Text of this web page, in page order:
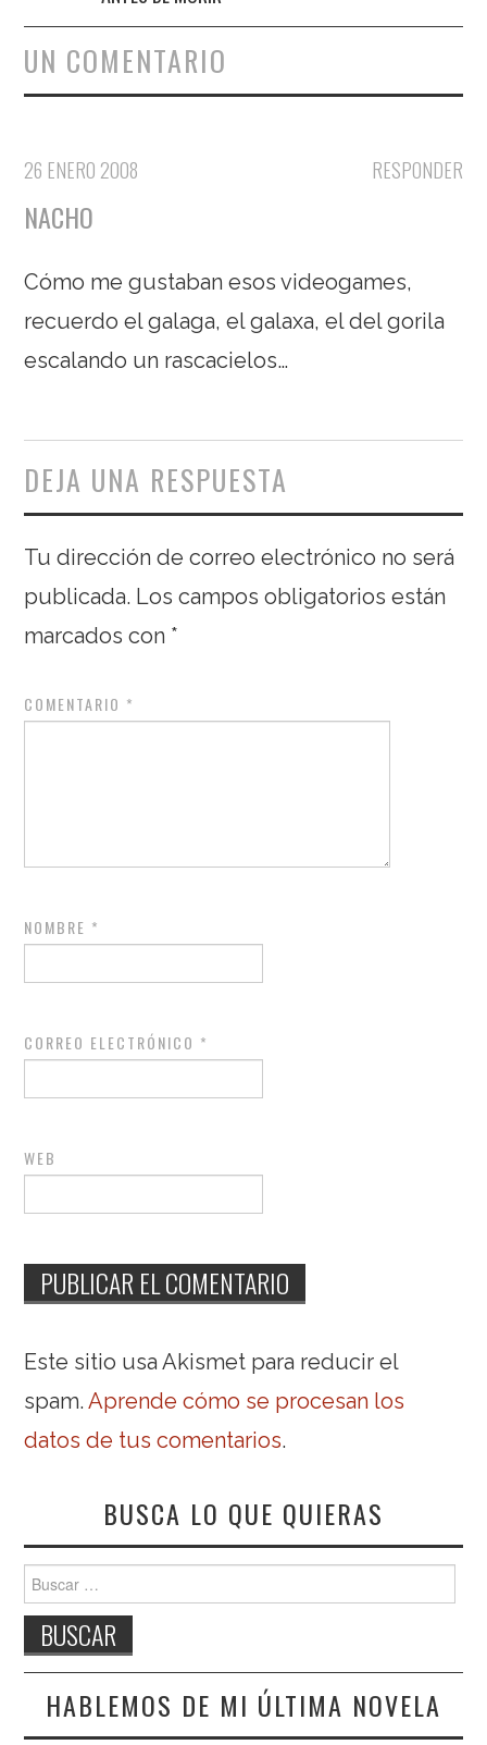
UN COMENTARIO
RESPONDER
26 ENERO 2008
NACHO
Cómo me gustaban esos videogames,
recuerdo el galaga, el galaxa, el del gorila
escalando un rascacielos…
DEJA UNA RESPUESTA
Tu dirección de correo electrónico no será
publicada. Los campos obligatorios están
marcados con *
COMENTARIO *
NOMBRE *
CORREO ELECTRÓNICO *
WEB
Este sitio usa Akismet para reducir el
spam.Aprende cómo se procesan los
datos de tus comentarios.
BUSCA LO QUE QUIERAS
Buscar:
HABLEMOS DE MI ÚLTIMA NOVELA